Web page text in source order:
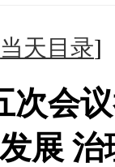
当天目录
次会
展